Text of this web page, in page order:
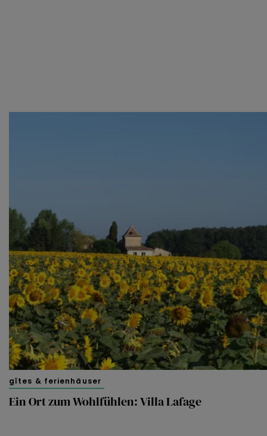
gîtes & ferienhäuser
Ein Ort zum Wohlfühlen: Villa Lafage